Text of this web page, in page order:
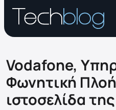
Vodafone,
Φωνητική
ιστοσελίδα της